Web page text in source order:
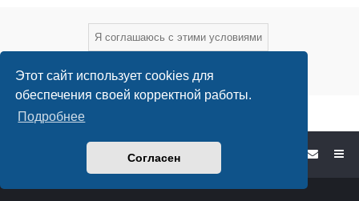
Этот сайт использует cookies для
обеспечения своей корректной работы.
Подробнее
Согласен
Форум садоводов - список форумов